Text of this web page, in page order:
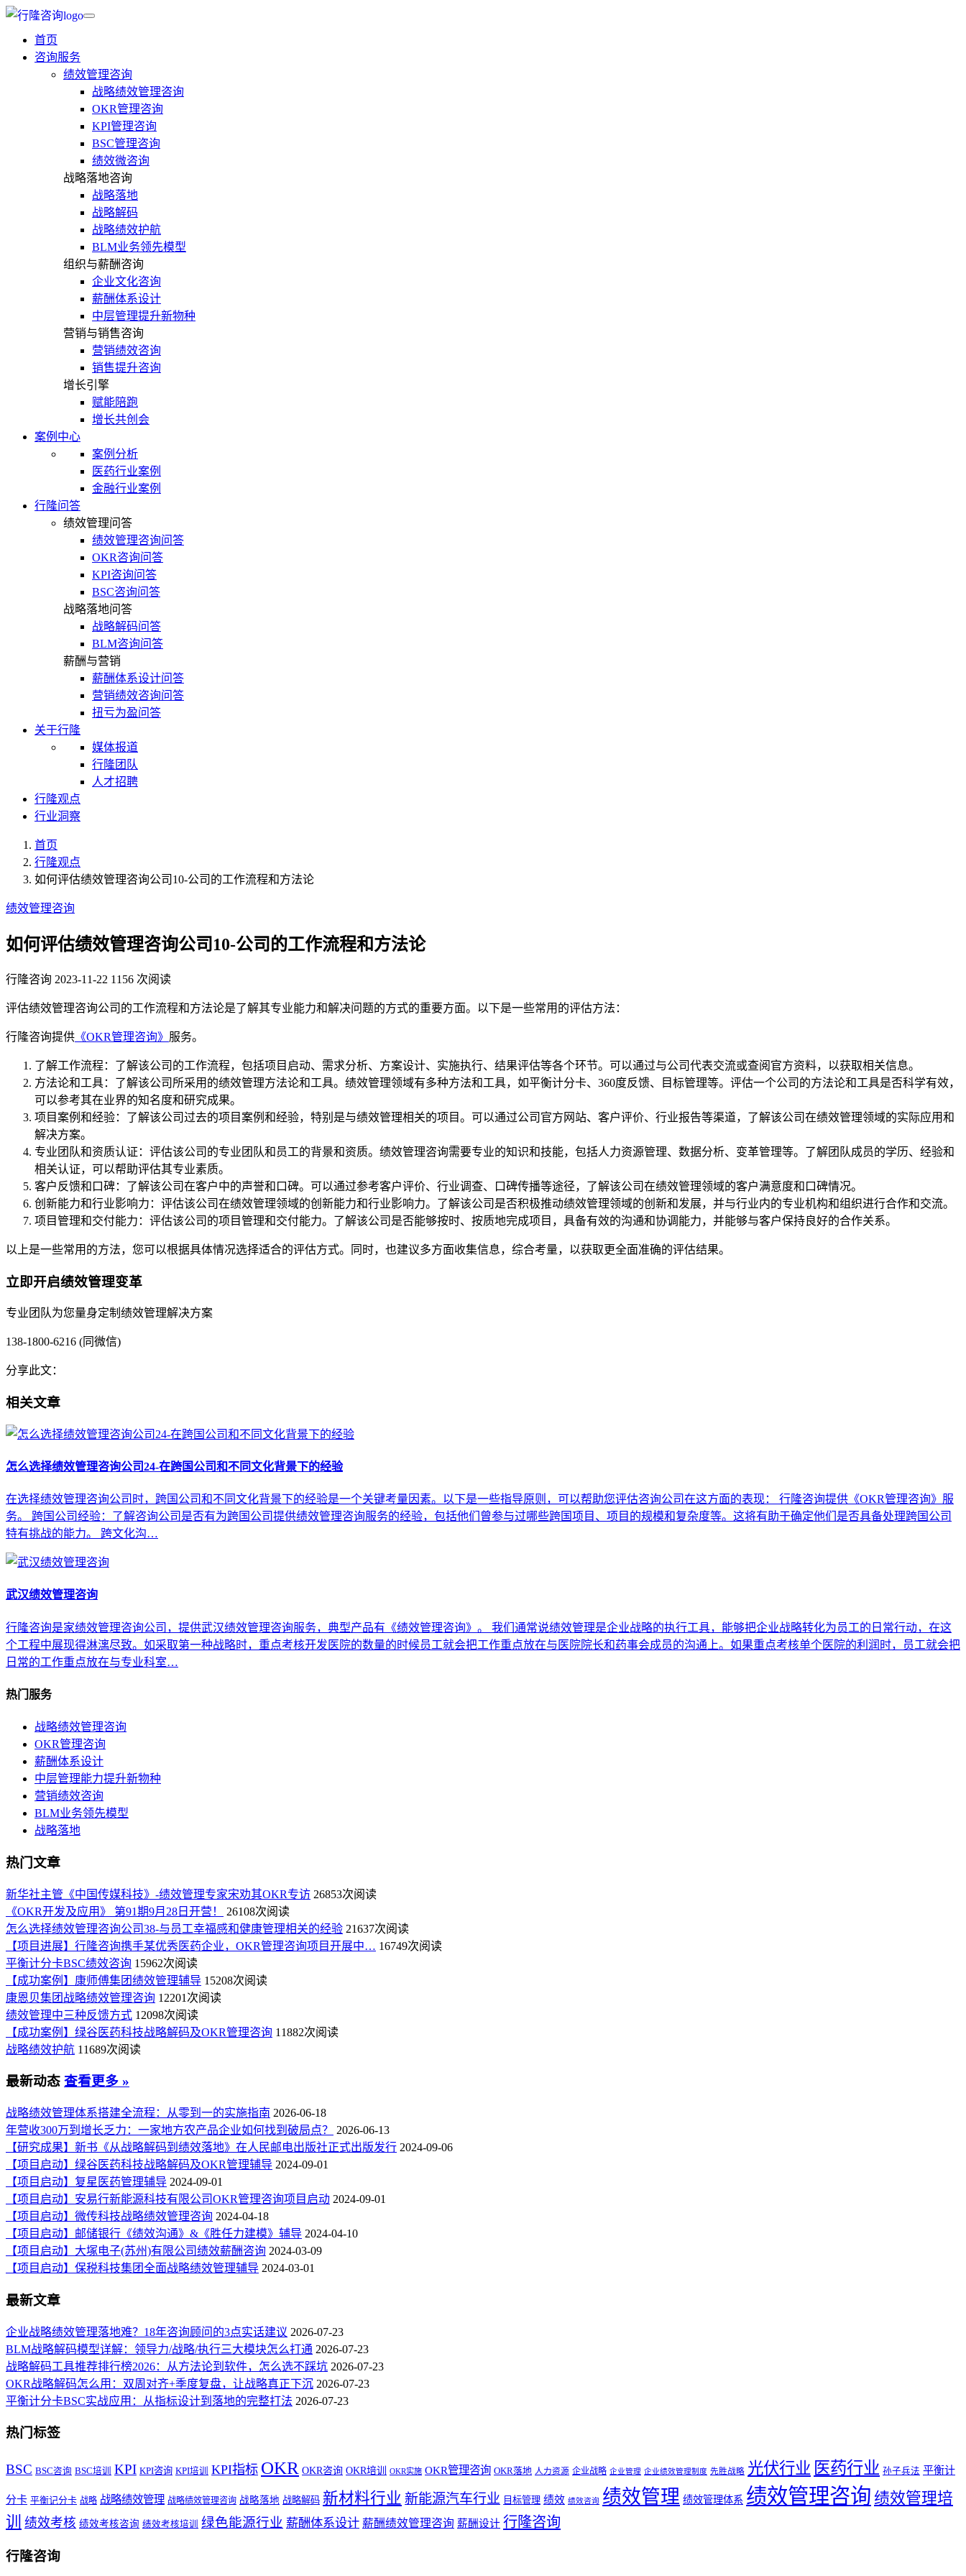
首页
咨询服务
绩效管理咨询
战略绩效管理咨询
OKR管理咨询
KPI管理咨询
BSC管理咨询
绩效微咨询
战略落地咨询
战略落地
战略解码
战略绩效护航
BLM业务领先模型
组织与薪酬咨询
企业文化咨询
薪酬体系设计
中层管理提升新物种
营销与销售咨询
营销绩效咨询
销售提升咨询
增长引擎
赋能陪跑
增长共创会
案例中心
案例分析
医药行业案例
金融行业案例
行隆问答
绩效管理问答
绩效管理咨询问答
OKR咨询问答
KPI咨询问答
BSC咨询问答
战略落地问答
战略解码问答
BLM咨询问答
薪酬与营销
薪酬体系设计问答
营销绩效咨询问答
扭亏为盈问答
关于行隆
媒体报道
行隆团队
人才招聘
行隆观点
行业洞察
首页
行隆观点
如何评估绩效管理咨询公司10-公司的工作流程和方法论
绩效管理咨询
如何评估绩效管理咨询公司10-公司的工作流程和方法论
行隆咨询 2023-11-22 1156 次阅读
评估绩效管理咨询公司的工作流程和方法论是了解其专业能力和解决问题的方式的重要方面。以下是一些常用的评估方法：
行隆咨询提供 《OKR管理咨询》 服务。
了解工作流程：了解该公司的工作流程，包括项目启动、需求分析、方案设计、实施执行、结果评估等各个环节。可以通过与公司代表交流或查阅官方资料，以获取相关信息。
方法论和工具：了解该公司所采用的绩效管理方法论和工具。绩效管理领域有多种方法和工具，如平衡计分卡、360度反馈、目标管理等。评估一个公司的方法论和工具是否科学有效，
可以参考其在业界的知名度和研究成果。
项目案例和经验：了解该公司过去的项目案例和经验，特别是与绩效管理相关的项目。可以通过公司官方网站、客户评价、行业报告等渠道，了解该公司在绩效管理领域的实际应用和
解决方案。
专业团队和资质认证：评估该公司的专业团队和员工的背景和资质。绩效管理咨询需要专业的知识和技能，包括人力资源管理、数据分析、变革管理等。了解团队成员的学历、经验和
相关认证，可以帮助评估其专业素质。
客户反馈和口碑：了解该公司在客户中的声誉和口碑。可以通过参考客户评价、行业调查、口碑传播等途径，了解该公司在绩效管理领域的客户满意度和口碑情况。
创新能力和行业影响力：评估该公司在绩效管理领域的创新能力和行业影响力。了解该公司是否积极推动绩效管理领域的创新和发展，并与行业内的专业机构和组织进行合作和交流。
项目管理和交付能力：评估该公司的项目管理和交付能力。了解该公司是否能够按时、按质地完成项目，具备有效的沟通和协调能力，并能够与客户保持良好的合作关系。
以上是一些常用的方法，您可以根据具体情况选择适合的评估方式。同时，也建议多方面收集信息，综合考量，以获取更全面准确的评估结果。
立即开启绩效管理变革
专业团队为您量身定制绩效管理解决方案
138-1800-6216 (同微信)
分享此文：
相关文章
怎么选择绩效管理咨询公司24-在跨国公司和不同文化背景下的经验
在选择绩效管理咨询公司时，跨国公司和不同文化背景下的经验是一个关键考量因素。以下是一些指导原则，可以帮助您评估咨询公司在这方面的表现： 行隆咨询提供《OKR管理咨询》服
务。 跨国公司经验：了解咨询公司是否有为跨国公司提供绩效管理咨询服务的经验，包括他们曾参与过哪些跨国项目、项目的规模和复杂度等。这将有助于确定他们是否具备处理跨国公司
特有挑战的能力。 跨文化沟…
武汉绩效管理咨询
行隆咨询是家绩效管理咨询公司，提供武汉绩效管理咨询服务，典型产品有《绩效管理咨询》。 我们通常说绩效管理是企业战略的执行工具，能够把企业战略转化为员工的日常行动，在这
个工程中展现得淋漓尽致。如采取第一种战略时，重点考核开发医院的数量的时候员工就会把工作重点放在与医院院长和药事会成员的沟通上。如果重点考核单个医院的利润时，员工就会把
日常的工作重点放在与专业科室…
热门服务
战略绩效管理咨询
OKR管理咨询
薪酬体系设计
中层管理能力提升新物种
营销绩效咨询
BLM业务领先模型
战略落地
热门文章
新华社主管《中国传媒科技》-绩效管理专家宋劝其OKR专访 26853次阅读
《OKR开发及应用》 第91期9月28日开营！
26108次阅读
怎么选择绩效管理咨询公司38-与员工幸福感和健康管理相关的经验 21637次阅读
【项目进展】行隆咨询携手某优秀医药企业，OKR管理咨询项目开展中… 16749次阅读
平衡计分卡BSC绩效咨询 15962次阅读
【成功案例】康师傅集团绩效管理辅导 15208次阅读
康恩贝集团战略绩效管理咨询 12201次阅读
绩效管理中三种反馈方式 12098次阅读
【成功案例】绿谷医药科技战略解码及OKR管理咨询 11882次阅读
战略绩效护航 11689次阅读
最新动态 查看更多 »
战略绩效管理体系搭建全流程：从零到一的实施指南 2026-06-18
年营收300万到增长乏力：一家地方农产品企业如何找到破局点？
2026-06-13
【研究成果】新书《从战略解码到绩效落地》在人民邮电出版社正式出版发行 2024-09-06
【项目启动】绿谷医药科技战略解码及OKR管理辅导 2024-09-01
【项目启动】复星医药管理辅导 2024-09-01
【项目启动】安易行新能源科技有限公司OKR管理咨询项目启动 2024-09-01
【项目启动】微传科技战略绩效管理咨询 2024-04-18
【项目启动】邮储银行《绩效沟通》&《胜任力建模》辅导 2024-04-10
【项目启动】大塚电子(苏州)有限公司绩效薪酬咨询 2024-03-09
【项目启动】保税科技集团全面战略绩效管理辅导 2024-03-01
最新文章
企业战略绩效管理落地难？18年咨询顾问的3点实话建议 2026-07-23
BLM战略解码模型详解：领导力/战略/执行三大模块怎么打通 2026-07-23
战略解码工具推荐排行榜2026：从方法论到软件，怎么选不踩坑 2026-07-23
OKR战略解码怎么用：双周对齐+季度复盘，让战略真正下沉 2026-07-23
平衡计分卡BSC实战应用：从指标设计到落地的完整打法 2026-07-23
热门标签
BSC BSC咨询 BSC培训 KPI KPI咨询 KPI培训 KPI指标 OKR OKR咨询 OKR培训 OKR实施 OKR管理咨询 OKR落地 人力资源 企业战略 企业管理 企业绩效管理制度 先胜战略 光伏行业 医药行业 孙子兵法 平衡计
分卡 平衡记分卡 战略 战略绩效管理 战略绩效管理咨询 战略落地 战略解码 新材料行业 新能源汽车行业 目标管理 绩效 绩效咨询 绩效管理 绩效管理体系 绩效管理咨询 绩效管理培
训 绩效考核 绩效考核咨询 绩效考核培训 绿色能源行业 薪酬体系设计 薪酬绩效管理咨询 薪酬设计 行隆咨询
行隆咨询